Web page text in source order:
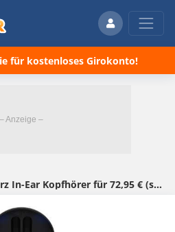
für kostenloses Girokonto!
Kopfhörer für 72,95 € (statt 106,90 €)